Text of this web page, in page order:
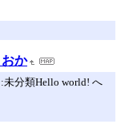
か
未分類Hello world! へ